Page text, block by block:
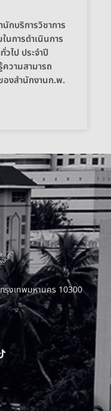
กบริการวิชาการ
การดำเนินการ
ไป ประจำปี
วามสามารถ
องสำนักงานก.พ.
งเทพมหานคร 10300